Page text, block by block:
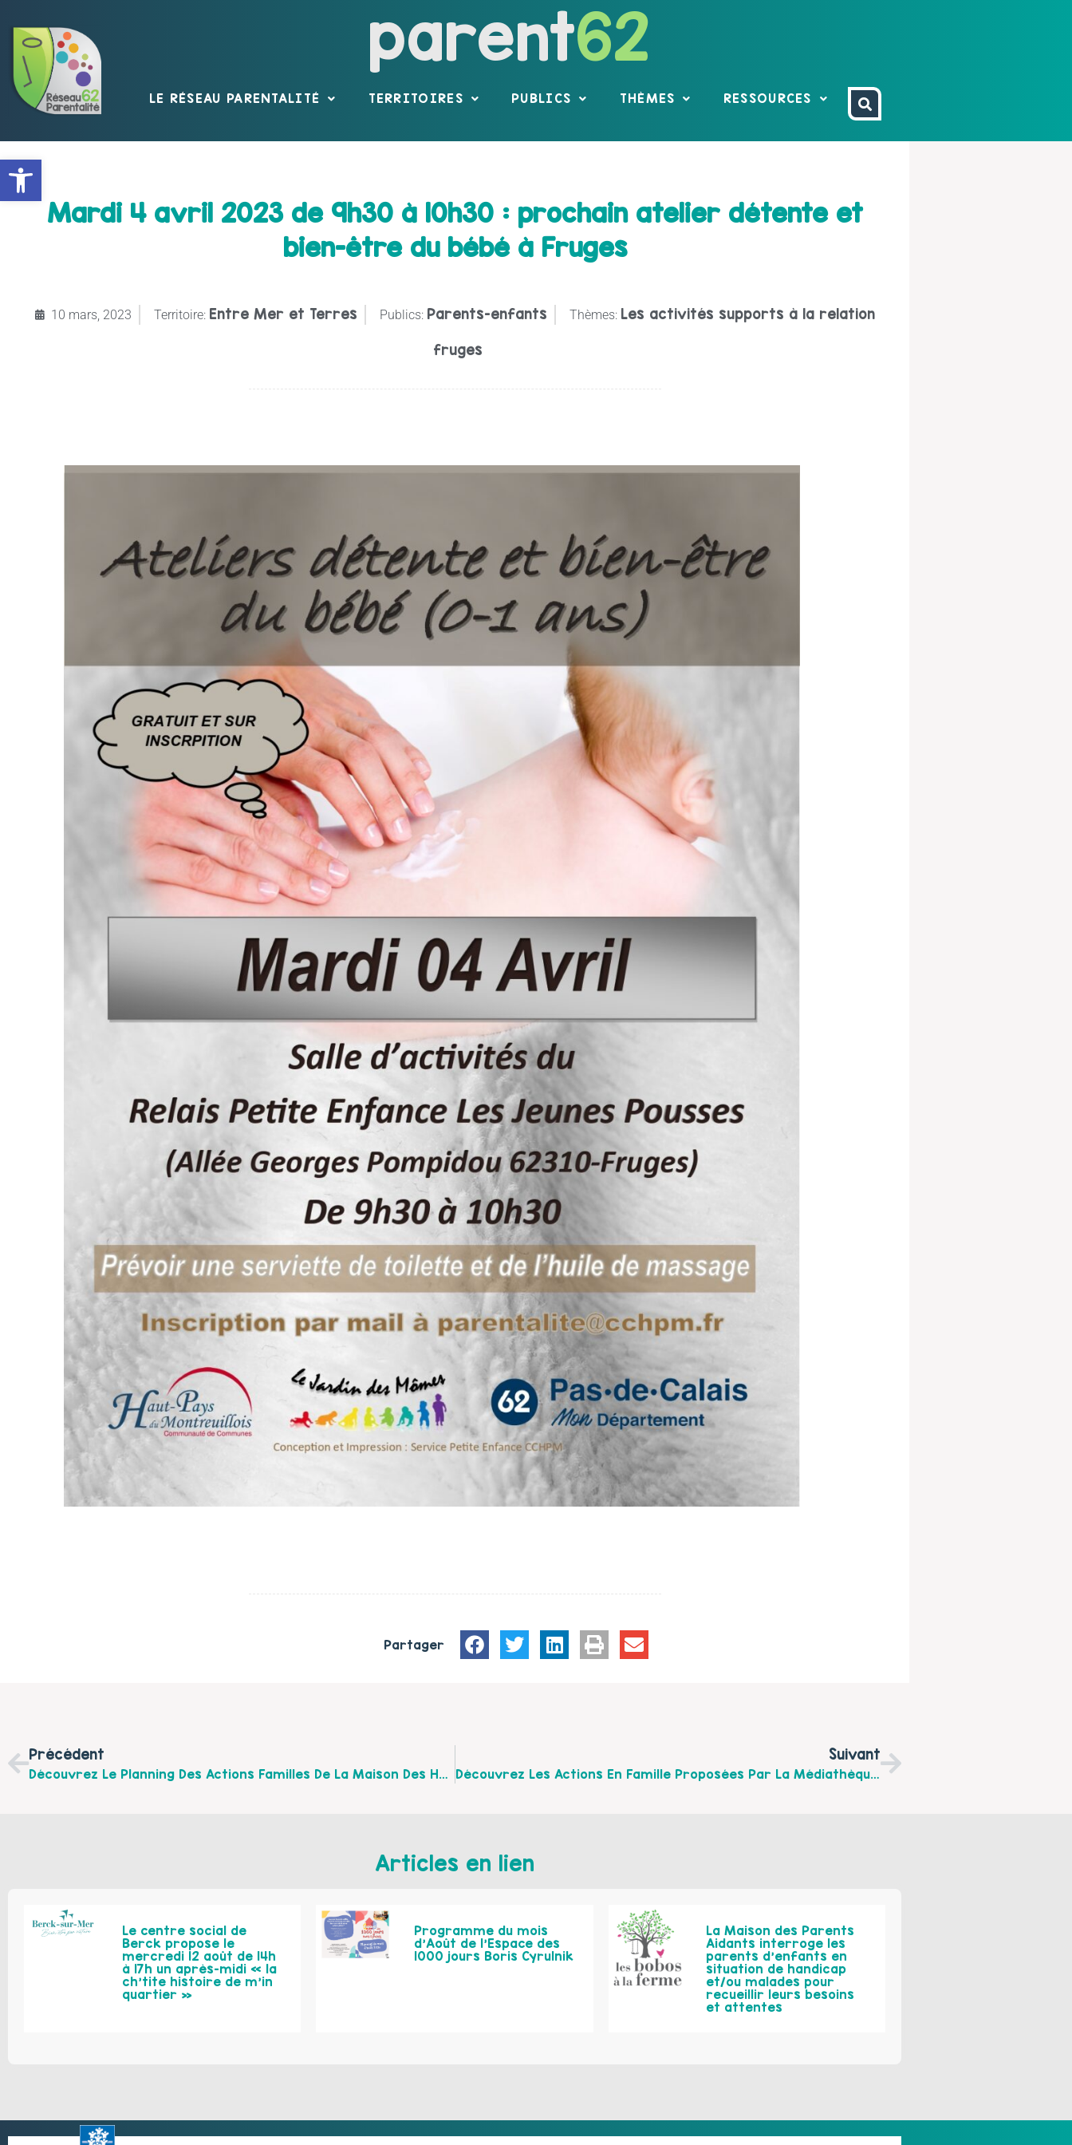
Ouvrir la barre d’outils
parent62
LE RÉSEAU PARENTALITÉ TERRITOIRES PUBLICS THÈMES RESSOURCES
Mardi 4 avril 2023 de 9h30 à 10h30 : prochain atelier détente et
bien-être du bébé à Fruges
10 mars, 2023 Territoire: Entre Mer et Terres Publics: Parents-enfants Thèmes: Les activités supports à la relation
fruges
Partager
Précédent
Découvrez Le Planning Des Actions Familles De La Maison Des Habitants Des Communes Du Frugeois Pour Le Mois De Mars 2023
Suivant
Découvrez Les Actions En Famille Proposées Par La Médiathèque D’Auchy-Lès-Hesdin
Articles en lien
Le centre social de
Berck propose le
mercredi 12 août de 14h
à 17h un après-midi « la
ch’tite histoire de m’in
quartier »
Programme du mois
d’Août de l’Espace des
1000 jours Boris Cyrulnik
La Maison des Parents
Aidants interroge les
parents d’enfants en
situation de handicap
et/ou malades pour
recueillir leurs besoins
et attentes